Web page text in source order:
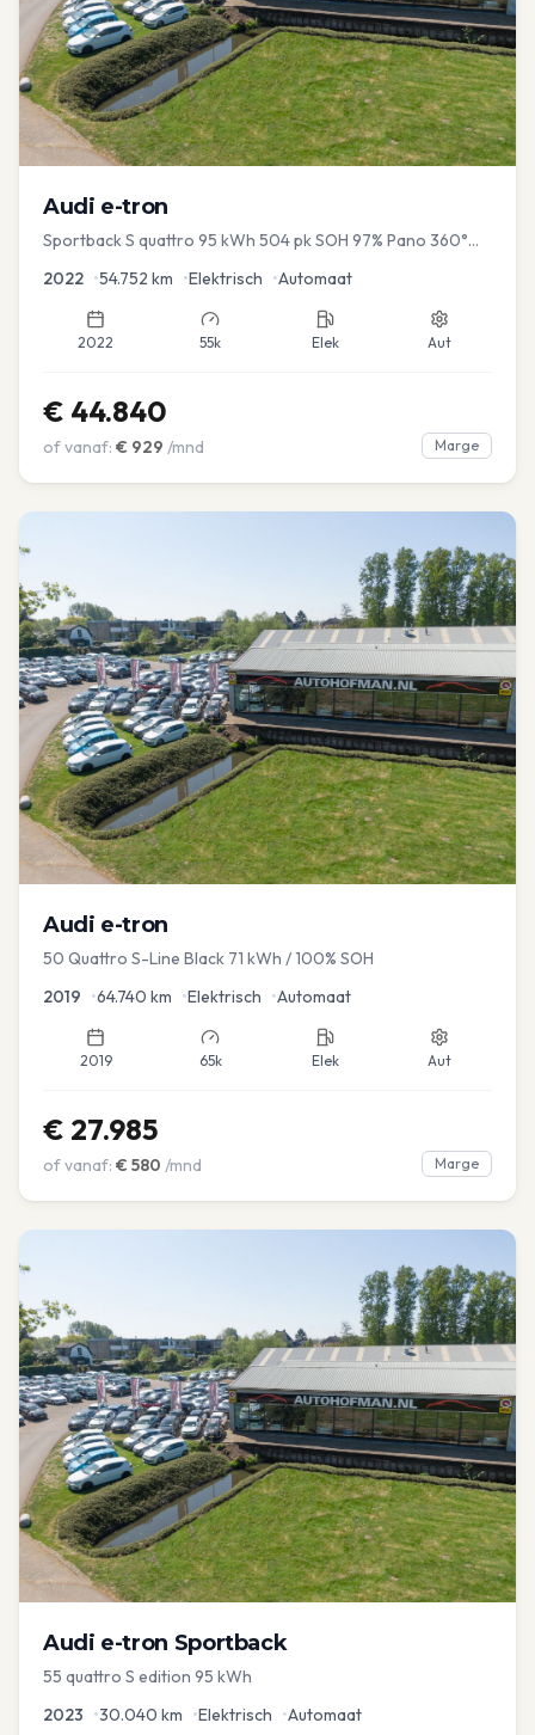
Audi e-tron
Sportback S quattro 95 kWh 504 pk SOH 97% Pano 360°
2022 •54.752 km •Elektrisch •Automaat
2022 55k Elek Aut
€ 44.840
of vanaf: € 929 /mnd Marge
Audi e-tron
50 Quattro S-Line Black 71 kWh / 100% SOH
2019 •64.740 km •Elektrisch •Automaat
2019 65k Elek Aut
€ 27.985
of vanaf: € 580 /mnd Marge
Audi e-tron Sportback
55 quattro S edition 95 kWh
2023 •30.040 km •Elektrisch •Automaat